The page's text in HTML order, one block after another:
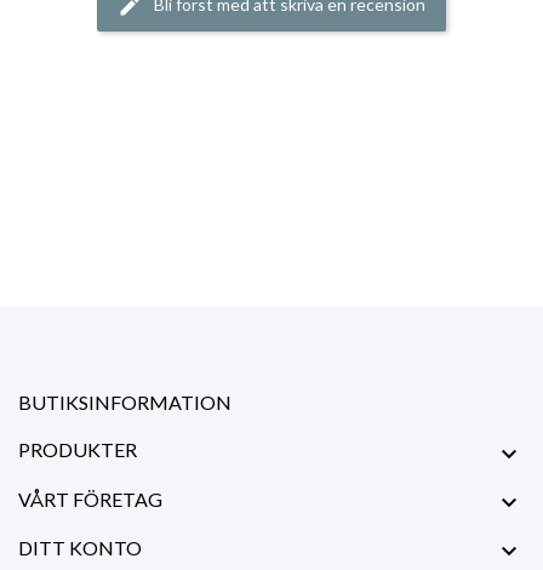
edit
BUTIKSINFORMATION
PRODUKTER 
VÅRT FÖRETAG 
DITT KONTO 